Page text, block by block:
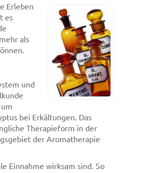
Erleben
es
als
und
bei Erkältungen. Das
Therapieform in der
der Aromatherapie
Einnahme wirksam sind. So